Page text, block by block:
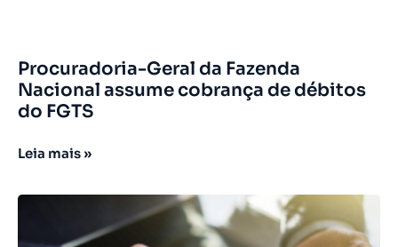
Procuradoria-Geral da Fazenda
Nacional assume cobrança de débitos
do FGTS
Leia mais »